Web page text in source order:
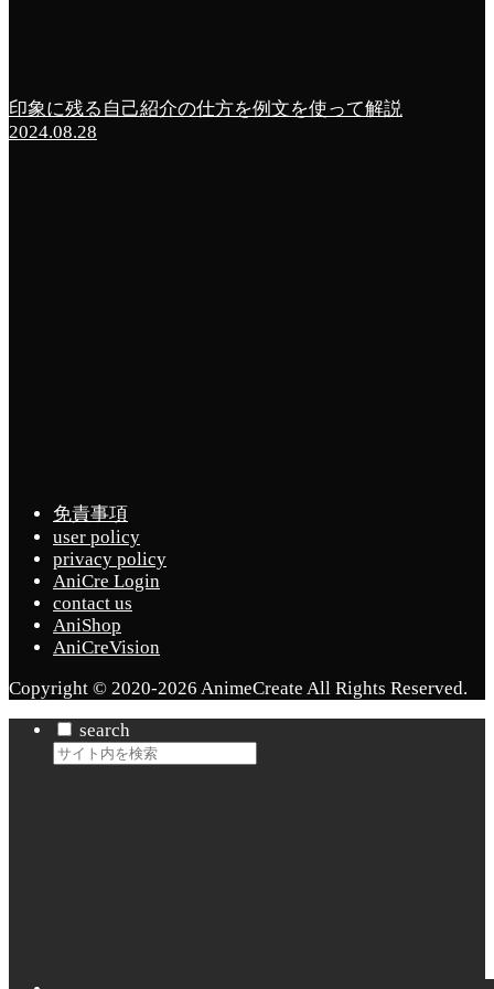
印象に残る自己紹介の仕方を例文を使って解説
2024.08.28
免責事項
user policy
privacy policy
AniCre Login
contact us
AniShop
AniCreVision
Copyright © 2020-2026 AnimeCreate All Rights Reserved.
search